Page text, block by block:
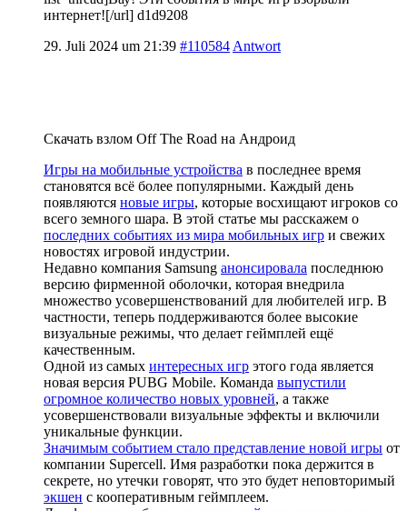
интернет![/url] d1d9208
29. Juli 2024 um 21:39 #110584 Antwort
Скачать взлом Off The Road на Андроид
Игры на мобильные устройства в последнее время
становятся всё более популярными. Каждый день
появляются новые игры, которые восхищают игроков со
всего земного шара. В этой статье мы расскажем о
последних событиях из мира мобильных игр и свежих
новостях игровой индустрии.
Недавно компания Samsung анонсировала последнюю
версию фирменной оболочки, которая внедрила
множество усовершенствований для любителей игр. В
частности, теперь поддерживаются более высокие
визуальные режимы, что делает геймплей ещё
качественным.
Одной из самых интересных игр этого года является
новая версия PUBG Mobile. Команда выпустили
огромное количество новых уровней, а также
усовершенствовали визуальные эффекты и включили
уникальные функции.
Значимым событием стало представление новой игры от
компании Supercell. Имя разработки пока держится в
секрете, но утечки говорят, что это будет неповторимый
экшен с кооперативным геймплеем.